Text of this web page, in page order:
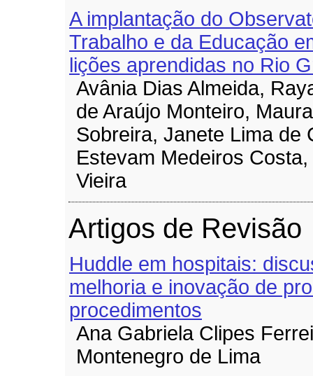
A implantação do
Trabalho e da Educação
lições aprendidas no Rio
Avânia Dias Almeida,
de Araújo Monteiro,
Sobreira, Janete Lima de
Estevam Medeiros
Vieira
Artigos de Revisão
Huddle em hospitais:
melhoria e inovação de
procedimentos
Ana Gabriela Clipes
Montenegro de Lima